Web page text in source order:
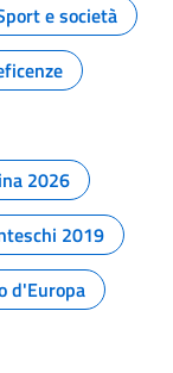
e società
2026
2019
d'Europa